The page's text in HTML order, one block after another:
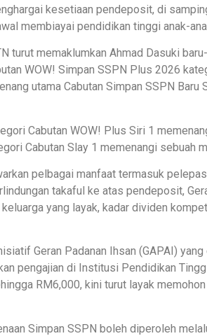
kesetiaan pendeposit, di
membiayai pendidikan tinggi anak-
turut memaklumkan Ahmad Dasuki
WOW! Simpan SSPN Plus 2026
utama Cabutan Simpan SSPN
Cabutan WOW! Plus Siri 1
Cabutan Slay 1 memenangi sebuah
pelbagai manfaat termasuk
takaful ke atas pendeposit,
yang layak, kadar dividen
Geran Padanan Ihsan (GAPAI)
pengajian di Institusi Pendidikan
RM6,000, kini turut layak
Simpan SSPN boleh diperoleh